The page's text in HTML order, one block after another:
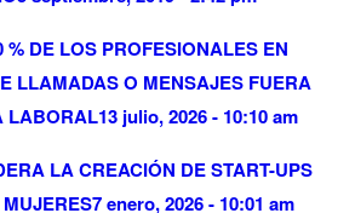
% DE LOS PROFESIONALES EN
LLAMADAS O MENSAJES FUERA
LABORAL13 julio, 2026 - 10:10 am
LA CREACIÓN DE START-UPS
7 enero, 2026 - 10:01 am